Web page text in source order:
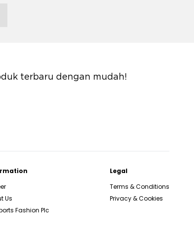
terbaru dengan mudah!
Us
Fashion Plc
Legal
Terms & Conditions
Privacy & Cookies